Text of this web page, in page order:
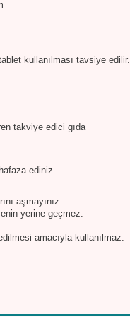
kullanılması tavsiye edilir.
takviye edici gıda
ediniz.
aşmayınız.
yerine geçmez.
amacıyla kullanılmaz.